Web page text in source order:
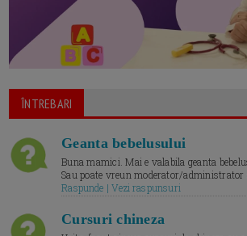
ÎNTREBARI
Geanta bebelusului
Buna mamici. Mai e valabila geanta
Sau poate vreun moderator/administrator
Raspunde | Vezi raspunsuri
Cursuri chineza